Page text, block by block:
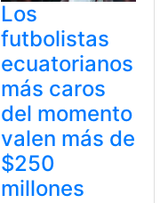
Los
futbolistas
ecuatorianos
más caros
del momento
valen más de
$250
millones